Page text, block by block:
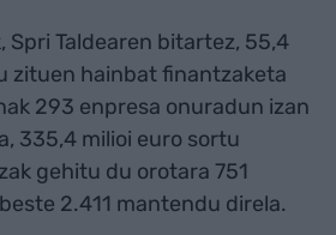
Spri Taldearen bitartez, 55,4
zituen hainbat finantzaketa
293 enpresa onuradun izan
335,4 milioi euro sortu
gehitu du orotara 751
2.411 mantendu direla.